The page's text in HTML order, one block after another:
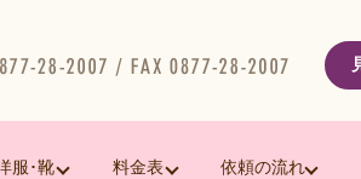
服･靴 料金表 依頼の流れ